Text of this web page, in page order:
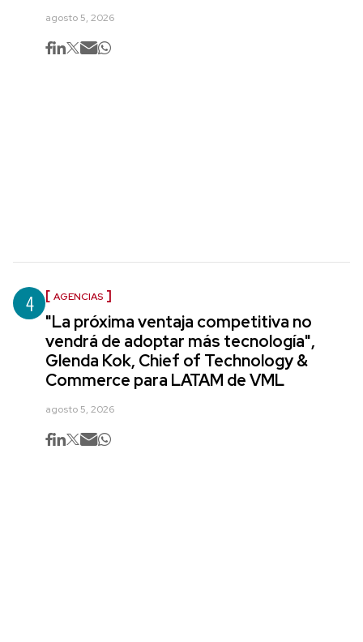
agosto 5, 2026
4 AGENCIAS
"La próxima ventaja competitiva no
vendrá de adoptar más tecnología",
Glenda Kok, Chief of Technology &
Commerce para LATAM de VML
agosto 5, 2026